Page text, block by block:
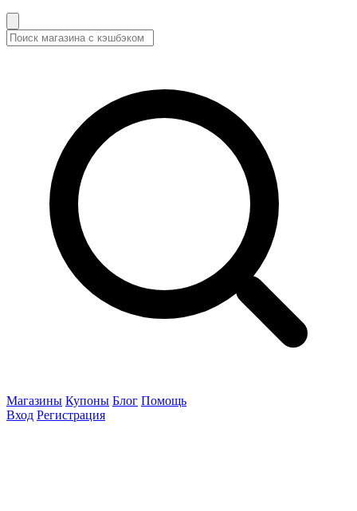
Магазины Купоны Блог Помощь
Вход Регистрация